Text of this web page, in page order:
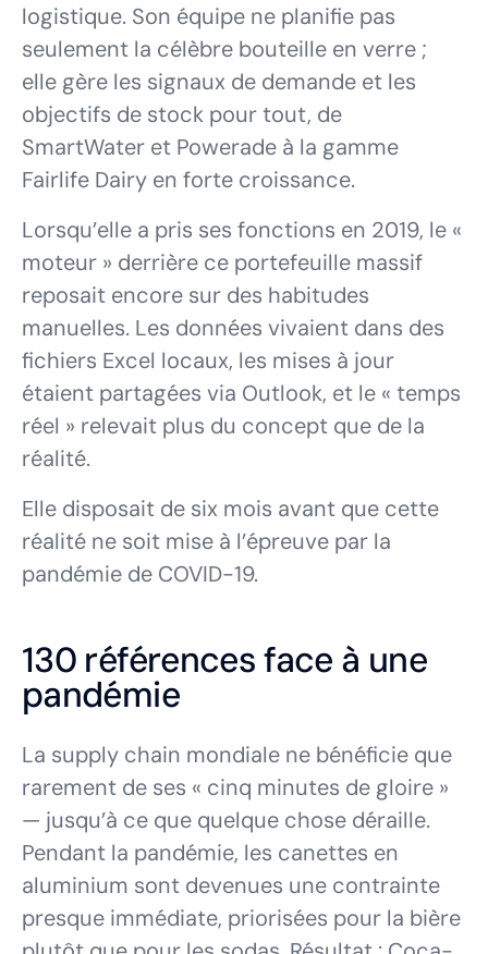
logistique. Son équipe ne planifie pas
seulement la célèbre bouteille en verre ;
elle gère les signaux de demande et les
objectifs de stock pour tout, de
SmartWater et Powerade à la gamme
Fairlife Dairy en forte croissance.
Lorsqu’elle a pris ses fonctions en 2019, le «
moteur » derrière ce portefeuille massif
reposait encore sur des habitudes
manuelles. Les données vivaient dans des
fichiers Excel locaux, les mises à jour
étaient partagées via Outlook, et le « temps
réel » relevait plus du concept que de la
réalité.
Elle disposait de six mois avant que cette
réalité ne soit mise à l’épreuve par la
pandémie de COVID-19.
130 références face à une
pandémie
La supply chain mondiale ne bénéficie que
rarement de ses « cinq minutes de gloire »
— jusqu’à ce que quelque chose déraille.
Pendant la pandémie, les canettes en
aluminium sont devenues une contrainte
presque immédiate, priorisées pour la bière